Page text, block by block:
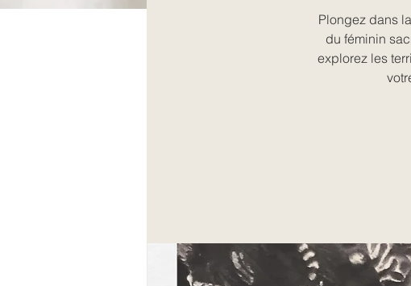
Plongez dans
du féminin
explorez les